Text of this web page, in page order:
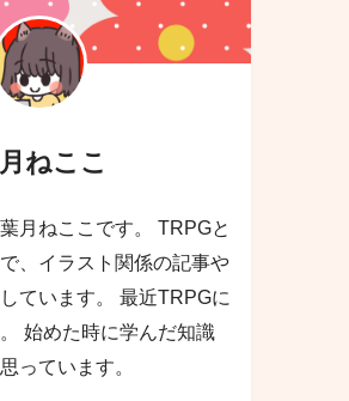
ねここ
月ねここです。 TRPGと
、イラスト関係の記事や
ています。 最近TRPGに
始めた時に学んだ知識
っています。